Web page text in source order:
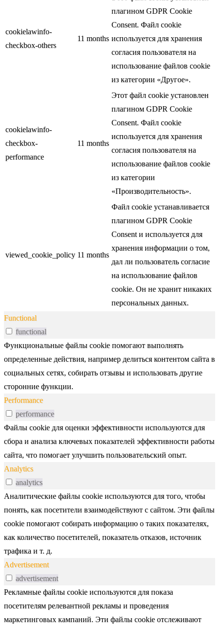
cookielawinfo-
checkbox-others
11 months
плагином GDPR Cookie
Consent. Файл cookie
используется для хранения
согласия пользователя на
использование файлов cookie
из категории «Другое».
cookielawinfo-
checkbox-
performance
11 months
Этот файл cookie установлен
плагином GDPR Cookie
Consent. Файл cookie
используется для хранения
согласия пользователя на
использование файлов cookie
из категории
«Производительность».
viewed_cookie_policy 11 months
Файл cookie устанавливается
плагином GDPR Cookie
Consent и используется для
хранения информации о том,
дал ли пользователь согласие
на использование файлов
cookie. Он не хранит никаких
персональных данных.
Functional
functional
Функциональные файлы cookie помогают выполнять
определенные действия, например делиться контентом сайта в
социальных сетях, собирать отзывы и использовать другие
сторонние функции.
Performance
performance
Файлы cookie для оценки эффективности используются для
сбора и анализа ключевых показателей эффективности работы
сайта, что помогает улучшить пользовательский опыт.
Analytics
analytics
Аналитические файлы cookie используются для того, чтобы
понять, как посетители взаимодействуют с сайтом. Эти файлы
cookie помогают собирать информацию о таких показателях,
как количество посетителей, показатель отказов, источник
трафика и т. д.
Advertisement
advertisement
Рекламные файлы cookie используются для показа
посетителям релевантной рекламы и проведения
маркетинговых кампаний. Эти файлы cookie отслеживают